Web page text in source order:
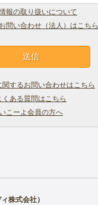
報の取り扱いについて
問い合わせ（法人）はこちら
関するお問い合わせはこちら
くある質問はこちら
いこーよ会員の方へ
株式会社）